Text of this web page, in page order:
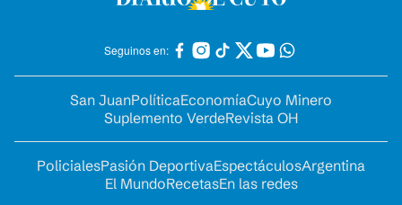
Seguinos en:
San JuanPolíticaEconomíaCuyo Minero
Suplemento VerdeRevista OH
PolicialesPasión DeportivaEspectáculosArgentina
El MundoRecetasEn las redes